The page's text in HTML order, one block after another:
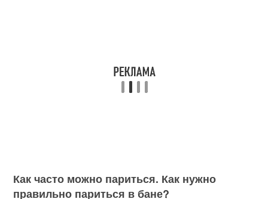
Как часто можно париться. Как нужно
правильно париться в бане?